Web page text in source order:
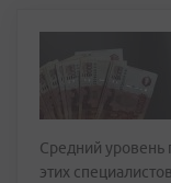
Средний уровень
этих